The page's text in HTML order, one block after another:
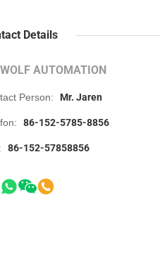
Details
AUTOMATION
Person: Mr. Jaren
86-152-5785-8856
86-152-57858856